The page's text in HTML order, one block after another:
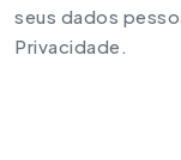
seus dados
Privacidade.